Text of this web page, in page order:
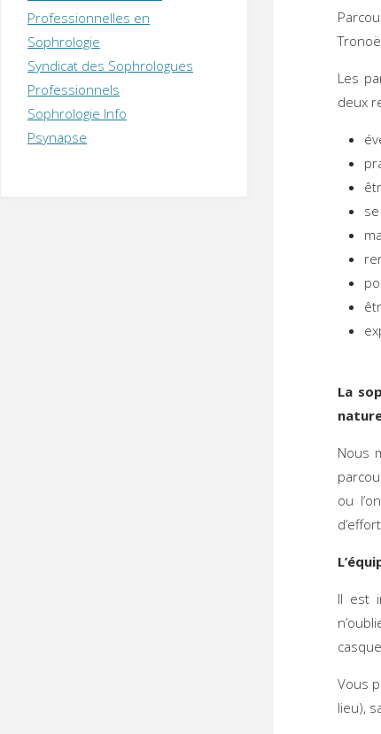
Les
deux
La
Nous
ou
Il est
Vous
lieu),
Professionnelles en
Sophrologie
Syndicat des Sophrologues
Professionnels
Sophrologie Info
Psynapse